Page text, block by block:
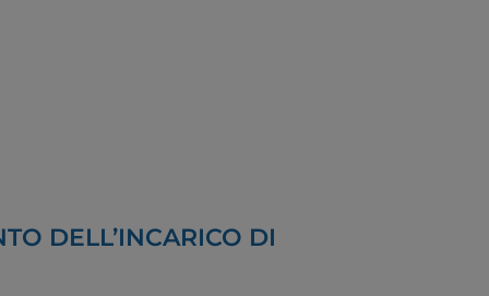
DELL’INCARICO DI